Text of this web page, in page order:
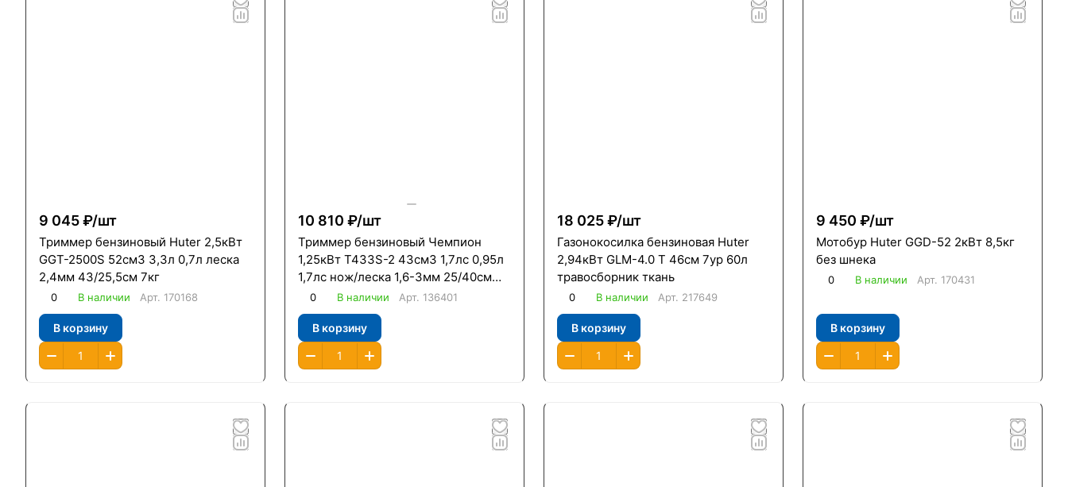
9 045 ₽/шт
Триммер бензиновый Huter 2,5кВт
GGT-2500S 52см3 3,3л 0,7л леска
2,4мм 43/25,5см 7кг
0 В наличии Арт. 170168
В корзину
10 810 ₽/шт
Триммер бензиновый Чемпион
1,25кВт Т433S-2 43см3 1,7лс 0,95л
1,7лс нож/леска 1,6-3мм 25/40см
8кг неразборная штанга
0 В наличии Арт. 136401
В корзину
18 025 ₽/шт
Газонокосилка бензиновая Huter
2,94кВт GLM-4.0 T 46см 7ур 60л
травосборник ткань
0 В наличии Арт. 217649
В корзину
9 450 ₽/шт
Мотобур Huter GGD-52 2кВт 8,5кг
без шнека
0 В наличии Арт. 170431
В корзину